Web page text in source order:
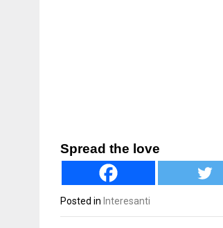
Spread the love
Posted in Interesanti